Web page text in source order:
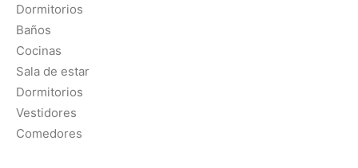
Dormitorios
Baños
Cocinas
Sala de estar
Dormitorios
Vestidores
Comedores